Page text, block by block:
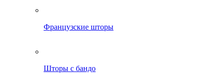
Французские шторы
Шторы с бандо